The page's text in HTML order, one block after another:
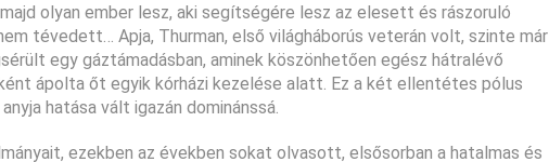
olyan ember lesz, aki segítségére lesz az elesett és rászoruló
tévedett… Apja, Thurman, első világháborús veterán volt, szinte már
egy gáztámadásban, aminek köszönhetően egész hátralévő
ápolta őt egyik kórházi kezelése alatt. Ez a két ellentétes pólus
hatása vált igazán dominánssá.
ezekben az években sokat olvasott, elsősorban a hatalmas és